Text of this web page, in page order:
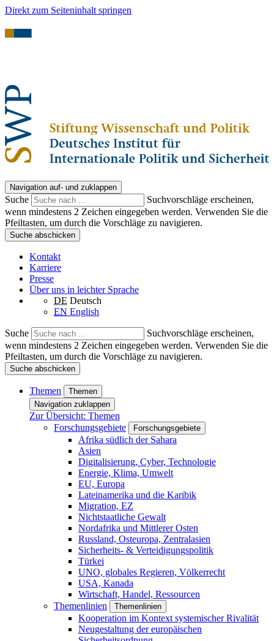
Direkt zum Seiteninhalt springen
Navigation auf- und zuklappen
Suche
Suchvorschläge erscheinen,
wenn mindestens 2 Zeichen eingegeben werden. Verwenden Sie die
Pfeiltasten, um durch die Vorschläge zu navigieren.
Suche abschicken
Kontakt
Karriere
Presse
Über uns in leichter Sprache
DE Deutsch
EN English
Suche
Suchvorschläge erscheinen,
wenn mindestens 2 Zeichen eingegeben werden. Verwenden Sie die
Pfeiltasten, um durch die Vorschläge zu navigieren.
Suche abschicken
Themen
Themen
Navigation zuklappen
Zur Übersicht: Themen
Forschungsgebiete
Forschungsgebiete
Afrika südlich der Sahara
Asien
Digitalisierung, Cyber, Technologie
Energie, Klima, Umwelt
EU, Europa
Lateinamerika und die Karibik
Migration, EZ
Nichtstaatliche Gewalt
Nordafrika und Mittlerer Osten
Russland, Osteuropa, Zentralasien
Sicherheits- & Verteidigungspolitik
Türkei
UNO, globales Regieren, Völkerrecht
USA, Kanada
Wirtschaft, Handel, Ressourcen
Themenlinien
Themenlinien
Kooperation im Kontext systemischer Rivalität
Neugestaltung der europäischen